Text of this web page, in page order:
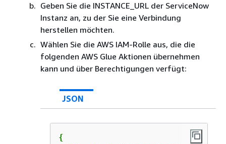
Geben Sie die INSTANCE_URL der ServiceNow
Instanz an, zu der Sie eine Verbindung
herstellen möchten.
Wählen Sie die AWS IAM-Rolle aus, die die
folgenden AWS Glue Aktionen übernehmen
kann und über Berechtigungen verfügt:
JSON
{